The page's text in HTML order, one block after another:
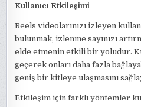
Kullanıcı Etkileşimi
Reels videolarınızı izleyen
bulunmak, izlenme sayınızı
elde etmenin etkili bir yoludur.
geçerek onları daha fazla
geniş bir kitleye ulaşmasını
Etkileşim için farklı yöntemler